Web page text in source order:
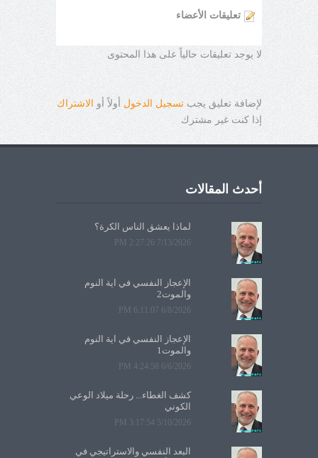
تعليقات الأعضاء
لا يوجد تعليقات حالياً على هذا المحتوى
لإضافة تعليق يجب تسجيل الدخول أولاً أو الاشتراك
إذا كنت غير مشترك
أحدث المقالات
لماذا يعشق الناس الكرة؟
7/13/2026 2:27:26 PM
الإعجاز النفسي في آية النوم
والموت2
6/8/2026 6:11:07 PM
الإعجاز النفسي في آية النوم
والموت1
6/6/2026 4:24:58 PM
كشف الغطاء... رحلة ميلاد الوعي
الكوني
5/10/2026 3:17:54 PM
البعد النفسي والاستراتيجي في